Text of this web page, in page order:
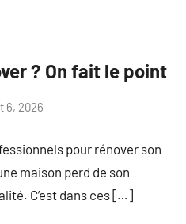
? On fait le point
6, 2026
pour rénover son
maison perd de son
C’est dans ces […]